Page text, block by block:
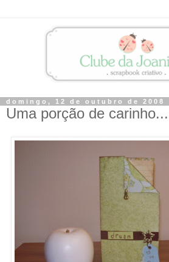
domingo, 12 de outubro de 2008
Uma porção de carinho...